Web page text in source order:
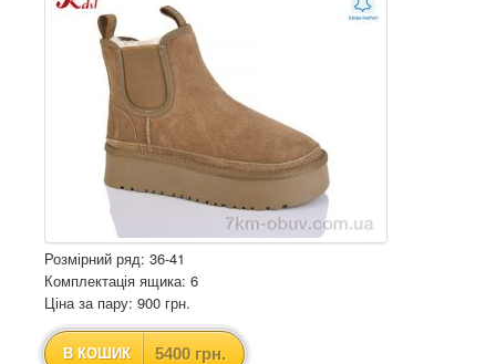
Розмірний ряд: 36-41
Комплектація ящика: 6
Ціна за пару: 900 грн.
В КОШИК 5400 грн.